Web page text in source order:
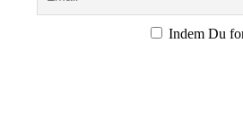
Indem Du